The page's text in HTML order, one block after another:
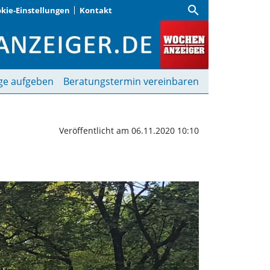
Einstellungen Kontakt search
kommt |
aufgeben Beratungstermin vereinbaren
Veröffentlicht am 06.11.2020 10:10